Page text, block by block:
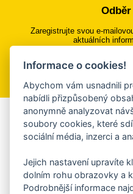
Zaregistrujte svou e-
aktuálních
Přihlásit
Aplikace
Chcete dostávat do svého
ankety, pozvánky na
Více
Informace o cookies!
Abychom vám usnadnili
nabídli přizpůsobený
anonymně analyzovat
soubory cookies, které
sociální média, inzerci a
Jejich nastavení upravíte
dolním rohu obrazovky a
Podrobnější informace